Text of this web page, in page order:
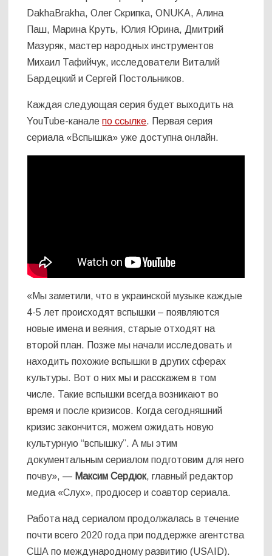
DakhaBrakha, Олег Скрипка, ONUKA, Алина
Паш, Марина Круть, Юлия Юрина, Дмитрий
Мазуряк, мастер народных инструментов
Михаил Тафийчук, исследователи Виталий
Бардецкий и Сергей Постольников.
Каждая следующая серия будет выходить на
YouTube-каналепо ссылке. Первая серия
сериала «Вспышка» уже доступна онлайн.
«Мы заметили, что в украинской музыке каждые
4-5 лет происходят вспышки – появляются
новые имена и веяния, старые отходят на
второй план. Позже мы начали исследовать и
находить похожие вспышки в других сферах
культуры. Вот о них мы и расскажем в том
числе. Такие вспышки всегда возникают во
время и после кризисов. Когда сегодняшний
кризис закончится, можем ожидать новую
культурную “вспышку”. А мы этим
документальным сериалом подготовим для него
почву», — Максим Сердюк, главный редактор
медиа «Слух», продюсер и соавтор сериала.
Работа над сериалом продолжалась в течение
почти всего 2020 года при поддержке агентства
США по международному развитию (USAID).